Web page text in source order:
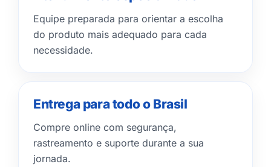
Equipe preparada para orientar a escolha
do produto mais adequado para cada
necessidade.
Entrega para todo o Brasil
Compre online com segurança,
rastreamento e suporte durante a sua
jornada.